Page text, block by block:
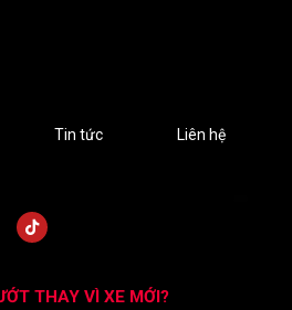
Tin tức Liên hệ
THAY VÌ XE MỚI?